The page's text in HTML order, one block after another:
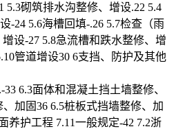
5.3砌筑排水沟整修、增设.22 5.4
-24 5.6海槽回填-.26 5.7检查（雨
设-27 5.8急流槽和跌水整修、增
管道增设30 6支挡、防护及其他
6.3面体和混凝土挡土墙整修、
加固36 6.5桩板式挡墙整修、加
养护工程 7.11一般规定-42 7.2浙